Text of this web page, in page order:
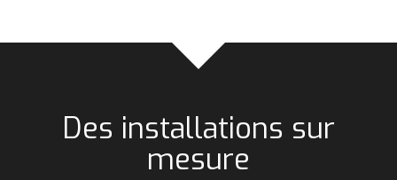
Des installations sur
mesure